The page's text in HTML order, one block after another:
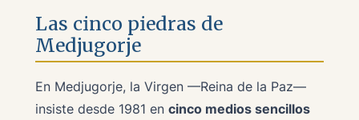
Las cinco piedras de
Medjugorje
En Medjugorje, la Virgen —Reina de la Paz—
insiste desde 1981 en cinco medios sencillos